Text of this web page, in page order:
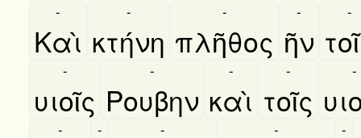
Καὶ
-
κτήνη
-
πλῆθος
-
ῆν
- -
υιοῖς
-
Ρουβην
-
καὶ
-
τοῖς
- -
- - - - -